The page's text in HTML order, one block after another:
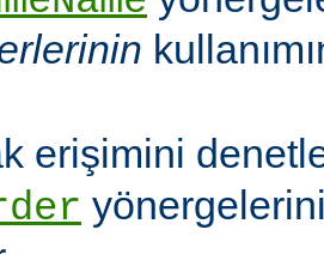
erişimini